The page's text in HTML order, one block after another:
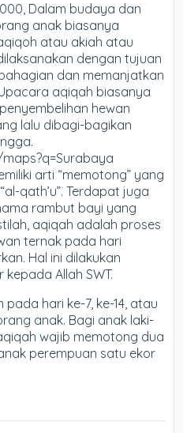
Dalam budaya dan
anak biasanya
atau akiah atau
dengan tujuan
dan memanjatkan
aqiqah biasanya
hewan
lalu dibagi-bagikan
arti “memotong” yang
qath’u”. Terdapat juga
rambut bayi yang
aqiqah adalah proses
ternak pada hari
Hal ini dilakukan
Allah SWT.
hari ke-7, ke-14, atau
anak. Bagi anak laki-
wajib memotong dua
perempuan satu ekor